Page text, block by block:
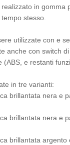
in gomma
stesso.
utilizzate con e
anche con switch
(ABS, e restanti
in tre varianti:
brillantata nera e
brillantata nera e
brillantata argento